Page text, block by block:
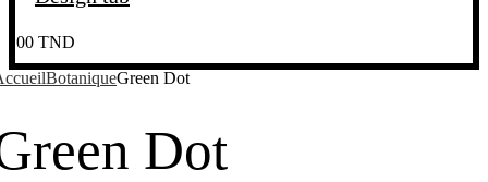
00 TND
BotaniqueGreen Dot
Dot